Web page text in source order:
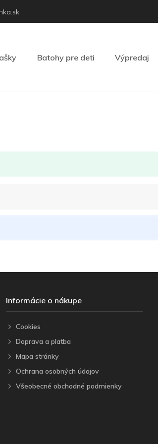
Batohy pre deti Výpredaj
Informácie o nákupe
Cookies
Doprava a platba
Mapa stránky
Ochrana osobných údajov
Všeobecné obchodné podmienky